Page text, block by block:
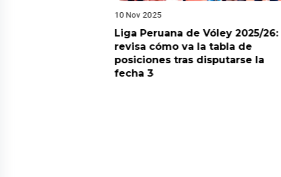
10 Nov 2025
Liga Peruana de Vóley 2025/26:
revisa cómo va la tabla de
posiciones tras disputarse la
fecha 3